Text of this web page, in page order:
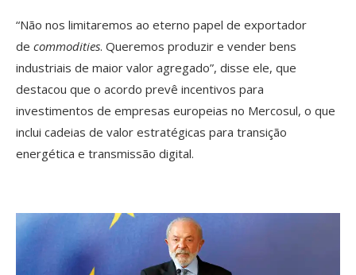
“Não nos limitaremos ao eterno papel de exportador
de commodities. Queremos produzir e vender bens
industriais de maior valor agregado”, disse ele, que
destacou que o acordo prevê incentivos para
investimentos de empresas europeias no Mercosul, o que
inclui cadeias de valor estratégicas para transição
energética e transmissão digital.